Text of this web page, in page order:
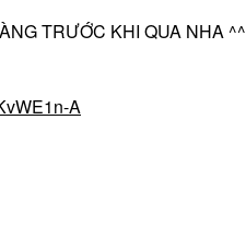
TRƯỚC KHI QUA NHA ^^
A